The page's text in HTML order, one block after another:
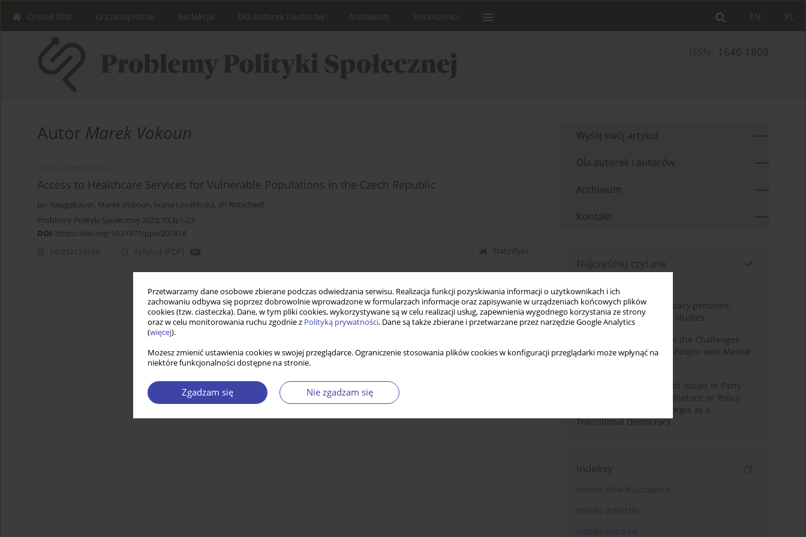
Przetwarzamy dane osobowe zbierane podczas odwiedzania serwisu. Realizacja funkcji pozyskiwania informacji o użytkownikach i ich
zachowaniu odbywa się poprzez dobrowolnie wprowadzone w formularzach informacje oraz zapisywanie w urządzeniach końcowych plików
cookies (tzw. ciasteczka). Dane, w tym pliki cookies, wykorzystywane są w celu realizacji usług, zapewnienia wygodnego korzystania ze strony
oraz w celu monitorowania ruchu zgodnie z Polityką prywatności. Dane są także zbierane i przetwarzane przez narzędzie Google Analytics
(więcej).
Możesz zmienić ustawienia cookies w swojej przeglądarce. Ograniczenie stosowania plików cookies w konfiguracji przeglądarki może wpłynąć na
niektóre funkcjonalności dostępne na stronie.
Zgadzam się Nie zgadzam się
PL
EN
Online first O czasopiśmie Redakcja Dla autorek i autorów Archiwum Recenzenci
1640-1808
Autor Marek Vokoun
Access to Healthcare Services for Vulnerable Populations in the Czech Republic
Jan Neugebauer, Marek Vokoun, Ivana Lovětínská, Jiří Rotschedl
Problemy Polityki Społecznej 2025;70(3):1-27
DOI: https://doi.org/10.31971/pps/207414
Streszczenie Artykuł (PDF) Statystyki
Wyślij swój artykuł
Dla autorek i autorów
Archiwum
Kontakt
Najczęściej czytane
Auto-enrolment in voluntary pensions:
Comparative OECD case studies
Bibliometric Insights into the Challenges
and Needs of Homeless People with Mental
The Politicisation of Youth Issues in Party
Programmes: Symbolic Rhetoric or Policy
Priority? The Case of Georgia as a
Transitional Democracy
Indeksy
Indeks słów kluczowych
Indeks dziedzin
Indeks autorów